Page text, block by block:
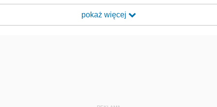
pokaż więcej